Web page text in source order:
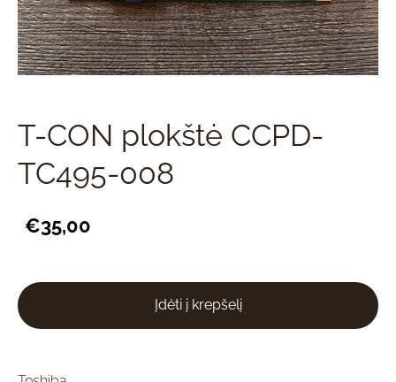
T-CON plokštė CCPD-
TC495-008
€35,00
Įdėti į krepšelį